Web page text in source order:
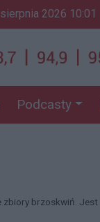
sierpnia 2026 10:01
Podcasty
zbiory brzoskwiń. Jest